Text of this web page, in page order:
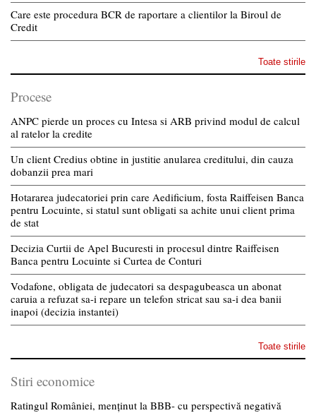
Care este procedura BCR de raportare a clientilor la Biroul de
Credit
Toate stirile
Procese
ANPC pierde un proces cu Intesa si ARB privind modul de calcul
al ratelor la credite
Un client Credius obtine in justitie anularea creditului, din cauza
dobanzii prea mari
Hotararea judecatoriei prin care Aedificium, fosta Raiffeisen Banca
pentru Locuinte, si statul sunt obligati sa achite unui client prima
de stat
Decizia Curtii de Apel Bucuresti in procesul dintre Raiffeisen
Banca pentru Locuinte si Curtea de Conturi
Vodafone, obligata de judecatori sa despagubeasca un abonat
caruia a refuzat sa-i repare un telefon stricat sau sa-i dea banii
inapoi (decizia instantei)
Toate stirile
Stiri economice
Ratingul României, menținut la BBB- cu perspectivă negativă